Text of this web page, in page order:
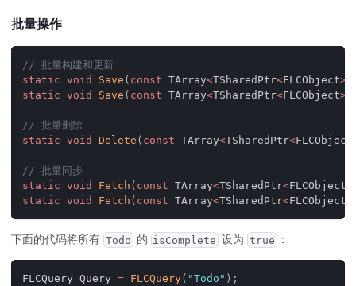
批量操作
// 批量构建和更新
static void Save ( const TArray<TSharedPtr<FLCObject>>
static void Save ( const TArray<TSharedPtr<FLCObject>>
// 批量删除
static void Delete ( const TArray<TSharedPtr<FLCObject
// 批量同步
static void Fetch ( const TArray<TSharedPtr<FLCObject
static void Fetch ( const TArray<TSharedPtr<FLCObject
下面的代码将所有 Todo 的 isComplete 设为true ：
FLCQuery Query = FLCQuery( "Todo" ) ;